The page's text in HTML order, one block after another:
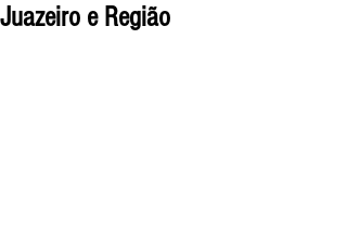
Juazeiro e Região